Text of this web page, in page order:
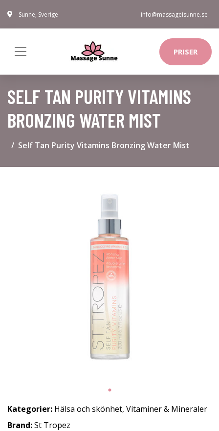
Sunne, Sverige info@massageisunne.se
PRISER
SELF TAN PURITY VITAMINS
BRONZING WATER MIST
Self Tan Purity Vitamins Bronzing Water Mist
Kategorier: Hälsa och skönhet, Vitaminer & Mineraler
Brand:St Tropez